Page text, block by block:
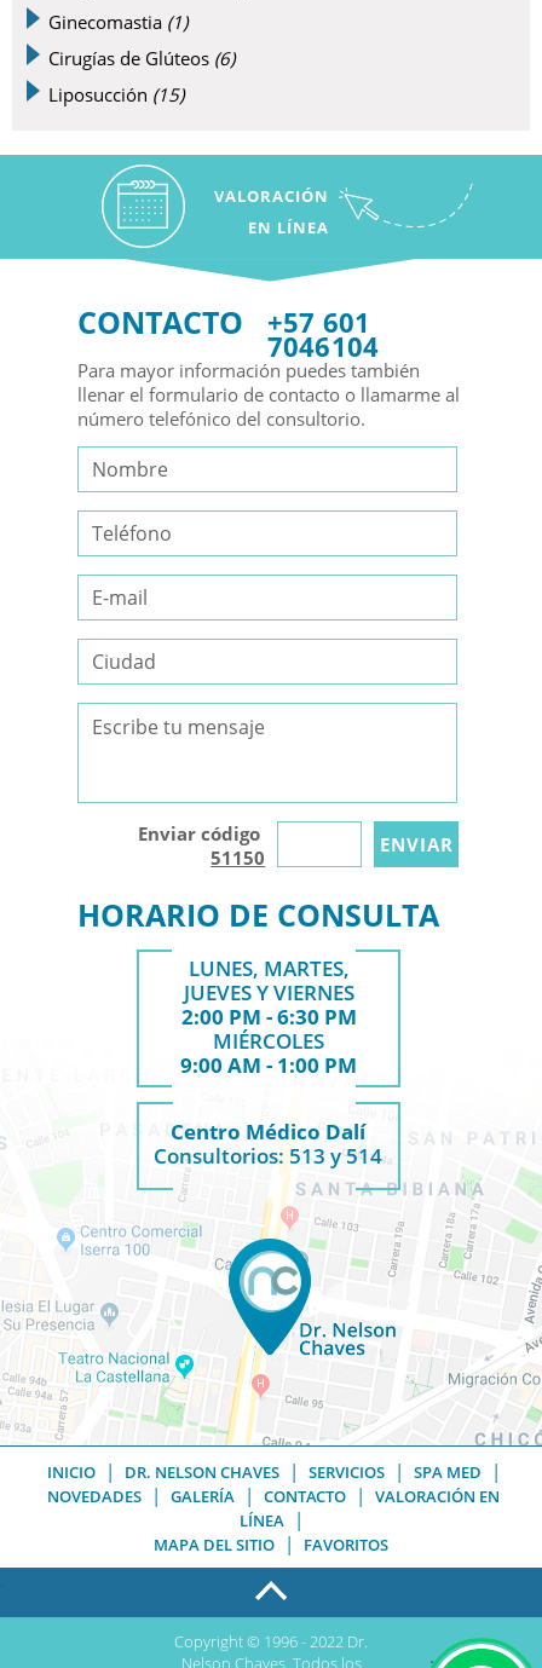
Ginecomastia (1)
Cirugías de Glúteos (6)
Liposucción (15)
VALORACIÓN
EN LÍNEA
CONTACTO
HORARIO DE CONSULTA
LUNES, MARTES,
JUEVES Y VIERNES
2:00 PM - 6:30 PM
MIÉRCOLES
9:00 AM - 1:00 PM
Centro Médico Dalí
Consultorios: 513 y 514
+57 601
7046104
Para mayor información puedes también
llenar el formulario de contacto o llamarme al
número telefónico del consultorio.
Enviar código
51150
INICIO | DR. NELSON CHAVES | SERVICIOS | SPA MED |
NOVEDADES | GALERÍA | CONTACTO |
VALORACIÓN EN
LÍNEA
|
MAPA DEL SITIO | FAVORITOS
Copyright © 1996 - 2022 Dr.
Nelson Chaves. Todos los
.